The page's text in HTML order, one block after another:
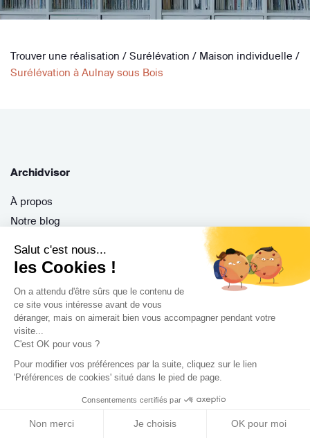
Salut c'est nous...
les Cookies !
On a attendu d'être sûrs que le contenu de
ce site vous intéresse avant de vous
déranger, mais on aimerait bien vous accompagner pendant votre
visite...
C'est OK pour vous ?
Pour modifier vos préférences par la suite, cliquez sur le lien
'Préférences de cookies' situé dans le pied de page.
Consentements certifiés par
Non merci Je choisis OK pour moi
Trouver une réalisation / Surélévation / Maison individuelle /
Surélévation à Aulnay sous Bois
Archidvisor
À propos
Notre blog
Nos partenaires
CGV / CGU
Politique de confidentialité
Gestion des cookies
Comment ça marche ?